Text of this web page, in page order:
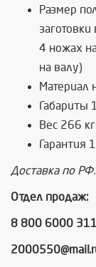
Размер
4 ножах
на валу)
Материал
Вес 266 кг
Гарантия
Доставка по РФ.
Отдел продаж:
8 800 6000 311